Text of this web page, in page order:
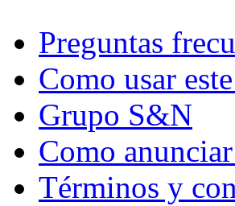
Preguntas
Como usar
Grupo S&N
Como
Términos y